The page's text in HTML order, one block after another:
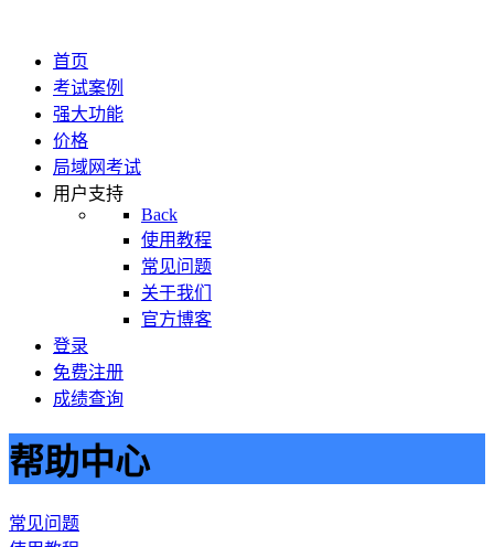
首页
考试案例
强大功能
价格
局域网考试
用户支持
Back
使用教程
常见问题
关于我们
官方博客
登录
免费注册
成绩查询
帮助中心
常见问题